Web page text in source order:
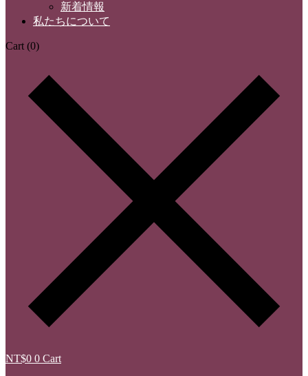
新着情報
私たちについて
Cart (0)
NT$0 0 Cart